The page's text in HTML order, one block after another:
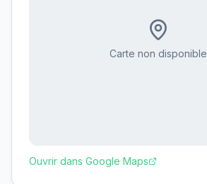
Carte non disponible
Ouvrir dans Google Maps